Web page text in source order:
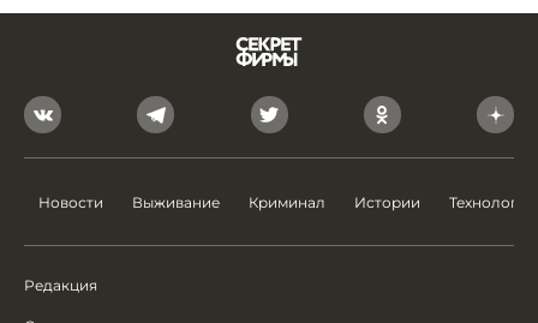
Новости Выживание Криминал Истории Технологии
Редакция